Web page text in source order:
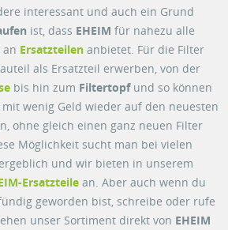
interessant und auch ein Grund
ist, dass EHEIM für nahezu alle
an Ersatzteilen anbietet. Für die Filter
als Ersatzteil erwerben, von der
bis hin zum Filtertopfund so können
wenig Geld wieder auf den neuesten
ohne gleich einen ganz neuen Filter
Möglichkeit sucht man bei vielen
und wir bieten in unserem
Ersatzteile an. Aber auch wenn du
geworden bist, schreibe oder rufe
unser Sortiment direkt von EHEIM